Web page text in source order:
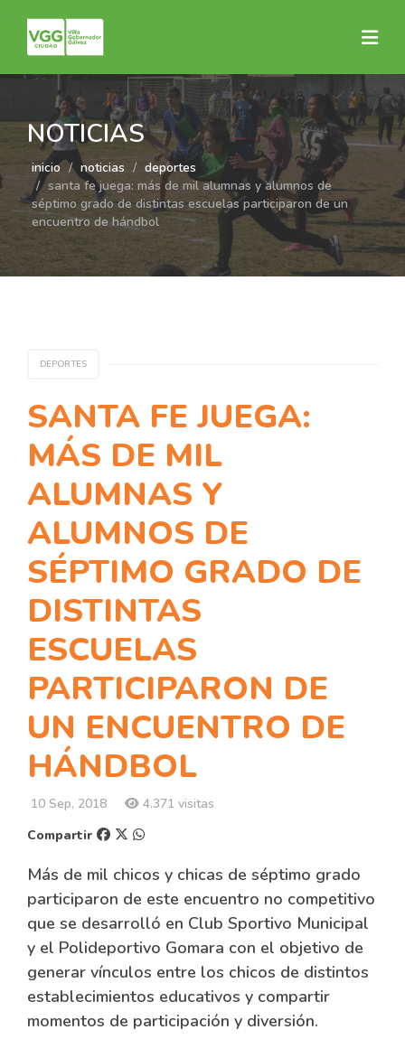
NOTICIAS
inicio noticias
deportes
santa fe juega: más de mil alumnas y alumnos de
séptimo grado de distintas escuelas participaron de un
encuentro de hándbol
DEPORTES
SANTA FE JUEGA:
MÁS DE MIL
ALUMNAS Y
ALUMNOS DE
SÉPTIMO GRADO DE
DISTINTAS
ESCUELAS
PARTICIPARON DE
UN ENCUENTRO DE
HÁNDBOL
10 Sep, 2018
4.371 visitas
Compartir
Más de mil chicos y chicas de séptimo grado
participaron de este encuentro no competitivo
que se desarrolló en Club Sportivo Municipal
y el Polideportivo Gomara con el objetivo de
generar vínculos entre los chicos de distintos
establecimientos educativos y compartir
momentos de participación y diversión.